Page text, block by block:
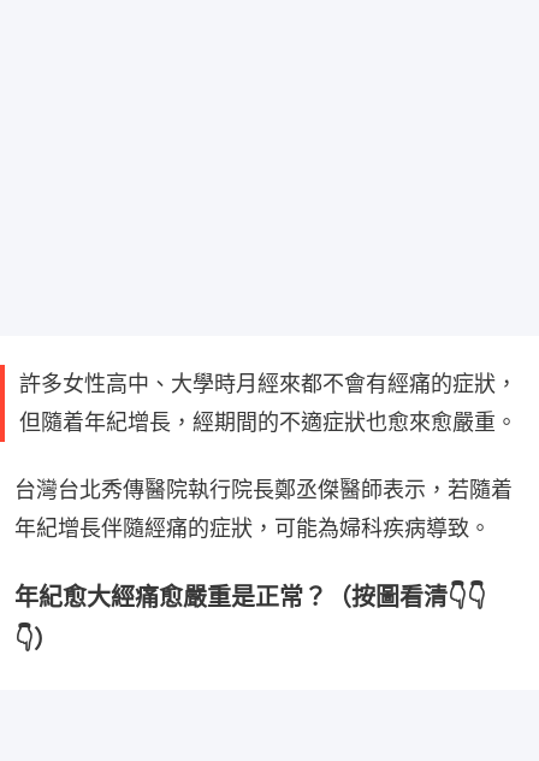
許多女性高中、大學時月經來都不會有經痛的症狀，
但隨着年紀增長，經期間的不適症狀也愈來愈嚴重。
台灣台北秀傳醫院執行院長鄭丞傑醫師表示，若隨着
年紀增長伴隨經痛的症狀，可能為婦科疾病導致。
年紀愈大經痛愈嚴重是正常？（按圖看清👇👇
👇）